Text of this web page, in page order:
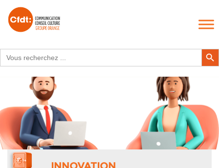
for:
Search